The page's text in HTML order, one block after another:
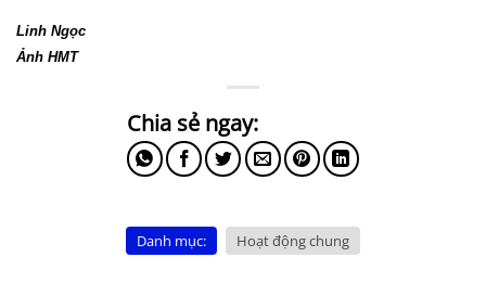
Linh Ngọc
Ảnh HMT
Danh mục: Hoạt động chung